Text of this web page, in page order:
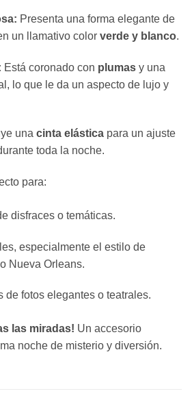
Presenta una forma elegante de
un llamativo color verde y blanco.
Está coronado con plumasy una
lo que le da un aspecto de lujo y
una cinta elásticapara un ajuste
toda la noche.
para:
disfraces o temáticas.
especialmente el estilo de
Nueva Orleans.
de fotos elegantes o teatrales.
las miradas! Un accesorio
noche de misterio y diversión.